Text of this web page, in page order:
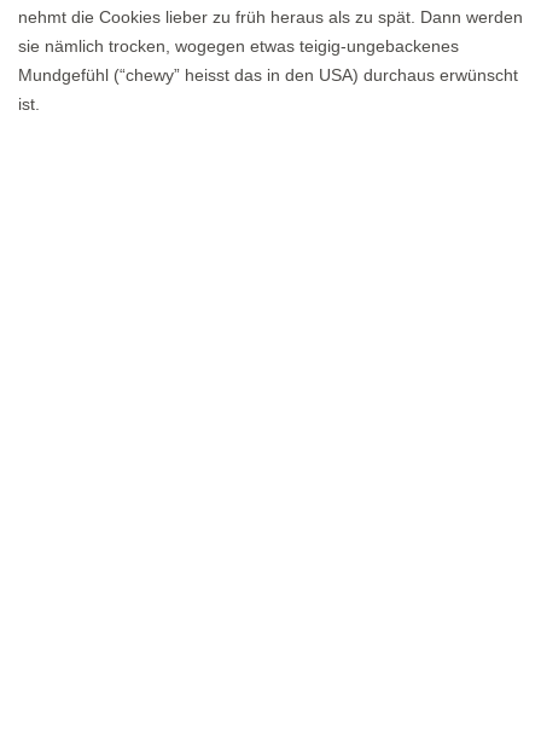
nehmt die Cookies lieber zu früh heraus als zu spät. Dann werden
sie nämlich trocken, wogegen etwas teigig-ungebackenes
Mundgefühl (“chewy” heisst das in den USA) durchaus erwünscht
ist.